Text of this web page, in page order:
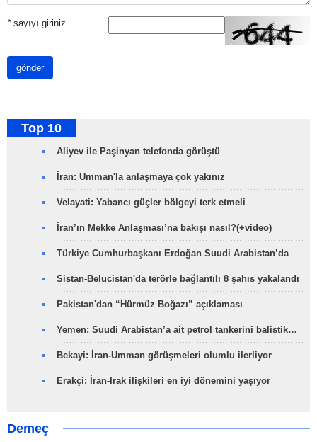
*sayıyı giriniz
gönder
Top 10
Aliyev ile Paşinyan telefonda görüştü
İran: Umman'la anlaşmaya çok yakınız
Velayati: Yabancı güçler bölgeyi terk etmeli
İran’ın Mekke Anlaşması’na bakışı nasıl?(+video)
Türkiye Cumhurbaşkanı Erdoğan Suudi Arabistan’da
Sistan-Belucistan'da terörle bağlantılı 8 şahıs yakalandı
Pakistan'dan “Hürmüz Boğazı” açıklaması
Yemen: Suudi Arabistan’a ait petrol tankerini balistik…
Bekayi: İran-Umman görüşmeleri olumlu ilerliyor
Erakçi: İran-Irak ilişkileri en iyi dönemini yaşıyor
Demeç